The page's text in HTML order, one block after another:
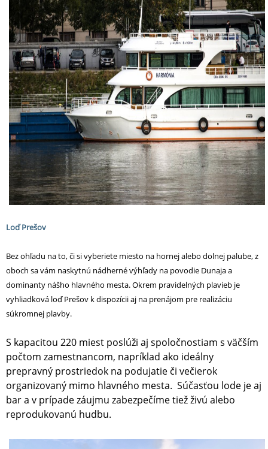
Loď Prešov
Bez ohľadu na to, či si vyberiete miesto na hornej alebo dolnej palube, z
oboch sa vám naskytnú nádherné výhľady na povodie Dunaja a
dominanty nášho hlavného mesta. Okrem pravidelných plavieb je
vyhliadková loď Prešov k dispozícii aj na prenájom pre realizáciu
súkromnej plavby.
S kapacitou 220 miest poslúži aj spoločnostiam s väčším
počtom zamestnancom, napríklad ako ideálny
prepravný prostriedok na podujatie či večierok
organizovaný mimo hlavného mesta. Súčasťou lode je aj
bar a v prípade záujmu zabezpečíme tiež živú alebo
reprodukovanú hudbu.